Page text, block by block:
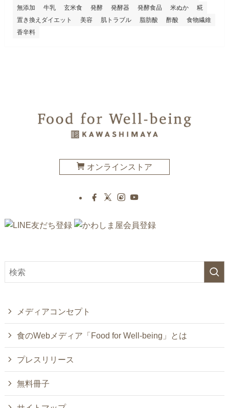
無添加
牛乳 玄米食 発酵 発酵器 発酵食品 米ぬか
糀
置き換えダイエット
美容 肌トラブル 脂肪酸 酢酸
食物繊維
香辛料
オンラインストア
メディアコンセプト
食のWebメディア「Food for Well-being」とは
プレスリリース
無料冊子